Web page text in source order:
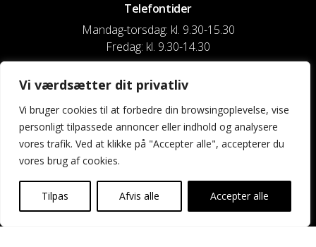
Vi værdsætter dit privatliv
Vi bruger cookies til at forbedre din browsingoplevelse, vise
personligt tilpassede annoncer eller indhold og analysere
vores trafik. Ved at klikke på "Accepter alle", accepterer du
vores brug af cookies.
Tilpas Afvis alle Accepter alle
Telefontider
Mandag-torsdag: kl. 9.30-15.30
Fredag: kl. 9.30-14.30
CVR nr. 20916818
Reg. & Kontonr.: 4180 3119119022
Privatlivspolitik og cookies
Kontakt os
Kalender